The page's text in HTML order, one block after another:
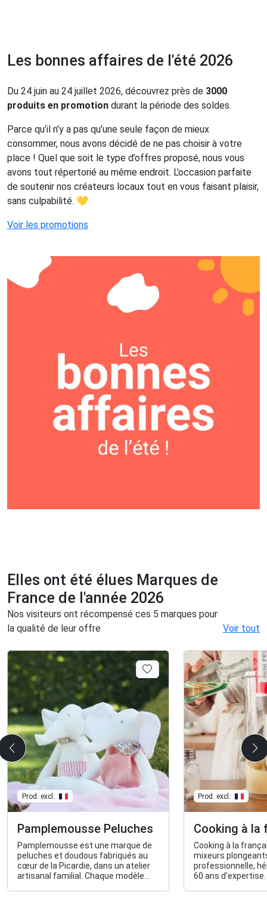
Les bonnes affaires de l'été 2026
Du 24 juin au 24 juillet 2026, découvrez près de 3000
produits en promotion durant la période des soldes.
Parce qu’il n’y a pas qu’une seule façon de mieux
consommer, nous avons décidé de ne pas choisir à votre
place ! Quel que soit le type d’offres proposé, nous vous
avons tout répertorié au même endroit. L’occasion parfaite
de soutenir nos créateurs locaux tout en vous faisant plaisir,
sans culpabilité. 💛
Voir les promotions
Elles ont été élues Marques de
France de l'année 2026
Nos visiteurs ont récompensé ces 5 marques pour
la qualité de leur offre
Voir tout
Prod. excl.
Pamplemousse Peluches
Pamplemousse est une marque de
peluches et doudous fabriqués au
cœur de la Picardie, dans un atelier
artisanal familial. Chaque modèle
Prod. excl.
Cooking à la
Cooking à la
mixeurs
professionnelle,
60 ans d'expertise.